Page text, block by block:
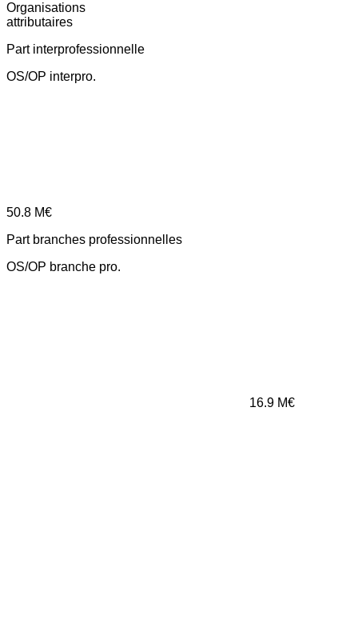
Organisations
attributaires
Part interprofessionnelle
OS/OP interpro.
50.8 M€
Part branches professionnelles
OS/OP branche pro.
16.9 M€